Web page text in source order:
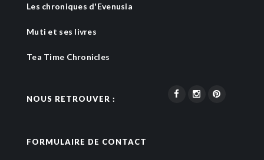
Les chroniques d'Evenusia
Muti et ses livres
Tea Time Chronicles
NOUS RETROUVER :
FORMULAIRE DE CONTACT